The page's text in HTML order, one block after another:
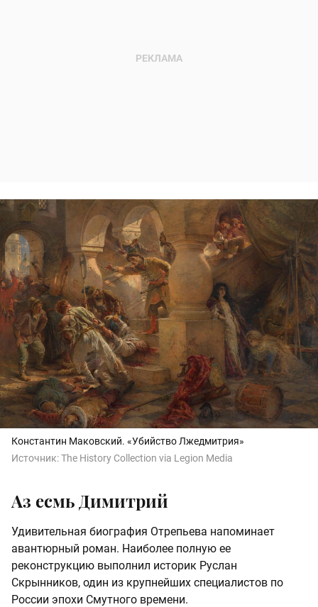
Константин Маковский. «Убийство Лжедмитрия»
Источник:The History Collection via Legion Media
Аз есмь Димитрий
Удивительная биография Отрепьева напоминает
авантюрный роман. Наиболее полную ее
реконструкцию выполнил историк Руслан
Скрынников, один из крупнейших специалистов по
России эпохи Смутного времени.